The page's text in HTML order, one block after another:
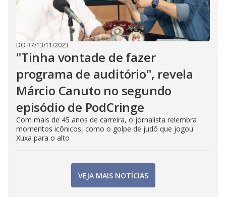
DO R7/13/11/2023
"Tinha vontade de fazer
programa de auditório", revela
Márcio Canuto no segundo
episódio de PodCringe
Com mais de 45 anos de carreira, o jornalista relembra
momentos icônicos, como o golpe de judô que jogou
Xuxa para o alto
VEJA MAIS NOTÍCIAS